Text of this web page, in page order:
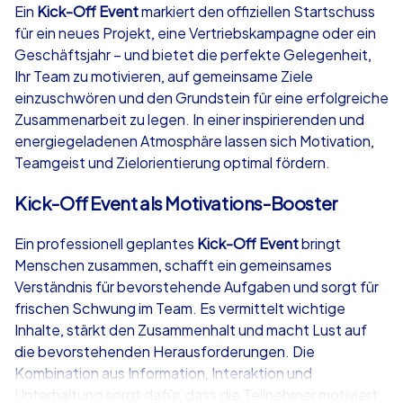
ab€49,99
iPad Tour
Stade
1,5-3,0 h 15-1,000
ab €49,99
Krimi iPad
Stade
1,5-3,0 h
Ein Kick-Off Eventmarkiert den offiziellen Startschuss
für ein neues Projekt, eine Vertriebskampagne oder ein
Geschäftsjahr – und bietet die perfekte Gelegenheit,
Ihr Team zu motivieren, auf gemeinsame Ziele
einzuschwören und den Grundstein für eine erfolgreiche
Zusammenarbeit zu legen. In einer inspirierenden und
energiegeladenen Atmosphäre lassen sich Motivation,
Teamgeist und Zielorientierung optimal fördern.
Kick-Off Event als Motivations-Booster
Ein professionell geplantes Kick-Off Eventbringt
Menschen zusammen, schafft ein gemeinsames
Verständnis für bevorstehende Aufgaben und sorgt für
frischen Schwung im Team. Es vermittelt wichtige
Inhalte, stärkt den Zusammenhalt und macht Lust auf
die bevorstehenden Herausforderungen. Die
Kombination aus Information, Interaktion und
Unterhaltung sorgt dafür, dass die Teilnehmer motiviert